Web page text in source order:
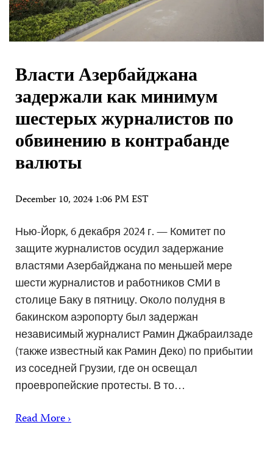
Власти Азербайджана
задержали как минимум
шестерых журналистов по
обвинению в контрабанде
валюты
December 10, 2024 1:06 PM EST
Нью-Йорк, 6 декабря 2024 г. — Комитет по
защите журналистов осудил задержание
властями Азербайджана по меньшей мере
шести журналистов и работников СМИ в
столице Баку в пятницу. Около полудня в
бакинском аэропорту был задержан
независимый журналист Рамин Джабраилзаде
(также известный как Рамин Деко) по прибытии
из соседней Грузии, где он освещал
проевропейские протесты. В то…
Read More ›